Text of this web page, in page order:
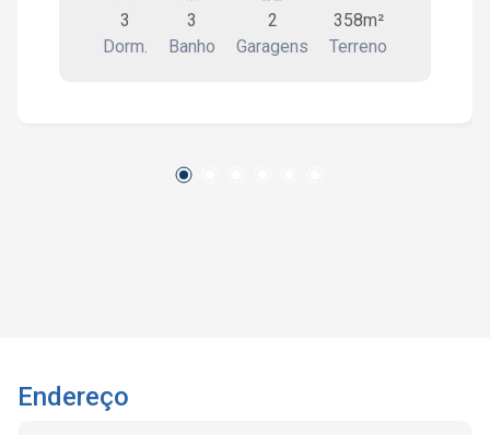
que pode ser adaptado como escritório, quarto
extra ou até mesmo uma confortável sala de TV.,
superior: 3 dormitórios 3 suítes todas com
corretor de imóveis Eduardo Silva de CRECI
237.982 F (12) 99765-6061 WhatsApp e Vivo.
3
Dorm.
3
Banho
2
Garagens
358m²
Terreno
Endereço